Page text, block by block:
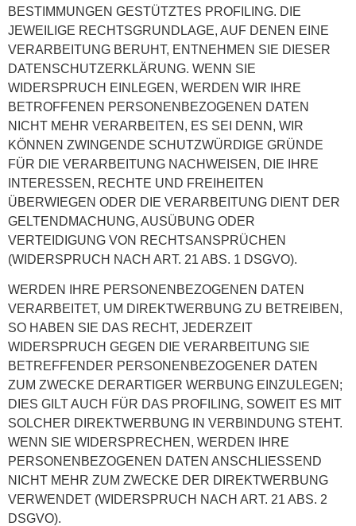
BESTIMMUNGEN GESTÜTZTES PROFILING. DIE
JEWEILIGE RECHTSGRUNDLAGE, AUF DENEN EINE
VERARBEITUNG BERUHT, ENTNEHMEN SIE DIESER
DATENSCHUTZERKLÄRUNG. WENN SIE
WIDERSPRUCH EINLEGEN, WERDEN WIR IHRE
BETROFFENEN PERSONENBEZOGENEN DATEN
NICHT MEHR VERARBEITEN, ES SEI DENN, WIR
KÖNNEN ZWINGENDE SCHUTZWÜRDIGE GRÜNDE
FÜR DIE VERARBEITUNG NACHWEISEN, DIE IHRE
INTERESSEN, RECHTE UND FREIHEITEN
ÜBERWIEGEN ODER DIE VERARBEITUNG DIENT DER
GELTENDMACHUNG, AUSÜBUNG ODER
VERTEIDIGUNG VON RECHTSANSPRÜCHEN
(WIDERSPRUCH NACH ART. 21 ABS. 1 DSGVO).
WERDEN IHRE PERSONENBEZOGENEN DATEN
VERARBEITET, UM DIREKTWERBUNG ZU BETREIBEN,
SO HABEN SIE DAS RECHT, JEDERZEIT
WIDERSPRUCH GEGEN DIE VERARBEITUNG SIE
BETREFFENDER PERSONENBEZOGENER DATEN
ZUM ZWECKE DERARTIGER WERBUNG EINZULEGEN;
DIES GILT AUCH FÜR DAS PROFILING, SOWEIT ES MIT
SOLCHER DIREKTWERBUNG IN VERBINDUNG STEHT.
WENN SIE WIDERSPRECHEN, WERDEN IHRE
PERSONENBEZOGENEN DATEN ANSCHLIESSEND
NICHT MEHR ZUM ZWECKE DER DIREKTWERBUNG
VERWENDET (WIDERSPRUCH NACH ART. 21 ABS. 2
DSGVO).